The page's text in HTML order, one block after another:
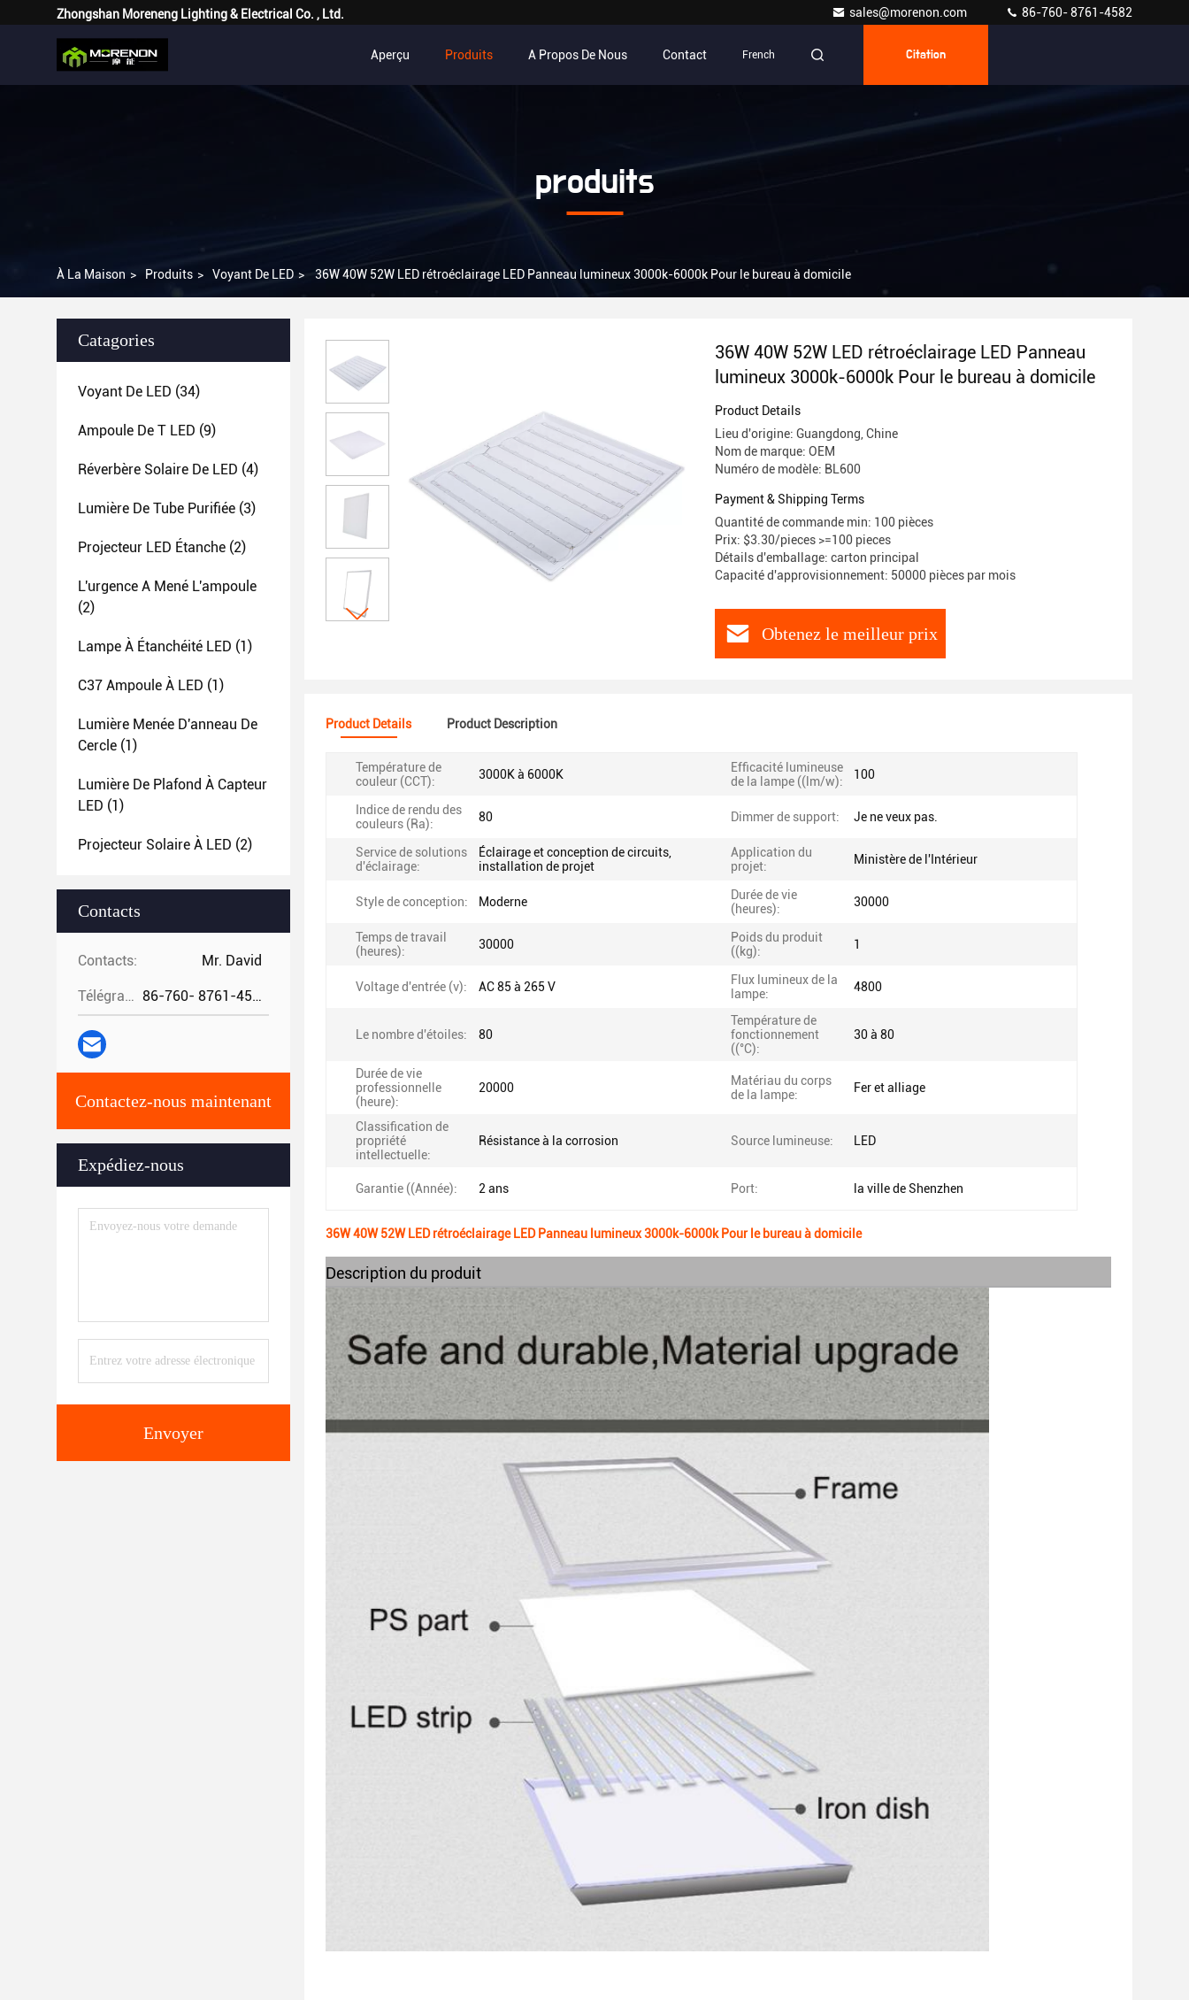
Zhongshan Moreneng Lighting & Electrical Co. , Ltd. sales@morenon.com 86-760- 8761-4582
Aperçu Produits A Propos De Nous Contact French Citation
produits
À La Maison > Produits > Voyant De LED > 36W 40W 52W LED rétroéclairage LED Panneau lumineux 3000k-6000k Pour le bureau à domicile
Catagories
Voyant De LED (34)
Ampoule De T LED (9)
Réverbère Solaire De LED (4)
Lumière De Tube Purifiée (3)
Projecteur LED Étanche (2)
L'urgence A Mené L'ampoule
(2)
Lampe À Étanchéité LED (1)
C37 Ampoule À LED (1)
Lumière Menée D'anneau De
Cercle (1)
Lumière De Plafond À Capteur
LED (1)
Projecteur Solaire À LED (2)
Contacts
Contacts: Mr. David
Télégramme: 86-760- 8761-4582
Contactez-nous maintenant
Expédiez-nous
Envoyer
36W 40W 52W LED rétroéclairage LED Panneau
lumineux 3000k-6000k Pour le bureau à domicile
Product Details
Lieu d'origine: Guangdong, Chine
Nom de marque: OEM
Numéro de modèle: BL600
Payment & Shipping Terms
Quantité de commande min: 100 pièces
Prix: $3.30/pieces >=100 pieces
Détails d'emballage: carton principal
Capacité d'approvisionnement: 50000 pièces par mois
Obtenez le meilleur prix
Product Details Product Description
Température de
couleur (CCT):
3000K à 6000K
Efficacité lumineuse
de la lampe ((lm/w):
100
Indice de rendu des
couleurs (Ra):
80 Dimmer de support: Je ne veux pas.
Service de solutions
d'éclairage:
Éclairage et conception de circuits,
installation de projet
Application du
projet:
Ministère de l'Intérieur
Style de conception: Moderne
Durée de vie
(heures):
30000
Temps de travail
(heures):
30000
Poids du produit
((kg):
1
Voltage d'entrée (v): AC 85 à 265 V
Flux lumineux de la
lampe:
4800
Le nombre d'étoiles: 80
Température de
fonctionnement
((°C):
30 à 80
Durée de vie
professionnelle
(heure):
20000
Matériau du corps
de la lampe:
Fer et alliage
Classification de
propriété
intellectuelle:
Résistance à la corrosion Source lumineuse: LED
Garantie ((Année): 2 ans Port: la ville de Shenzhen
36W 40W 52W LED rétroéclairage LED Panneau lumineux 3000k-6000k Pour le bureau à domicile
Description du produit